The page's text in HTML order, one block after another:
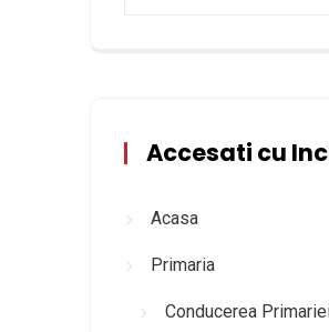
Accesati cu
Acasa
Primaria
Conducerea